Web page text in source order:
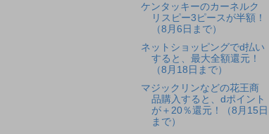
ケンタッキーのカーネルク
リスピー3ピースが半額！
（8月6日まで）
ネットショッピングでd払い
すると、最大全額還元！
（8月18日まで）
マジックリンなどの花王商
品購入すると、dポイント
が＋20％還元！（8月15日
まで）